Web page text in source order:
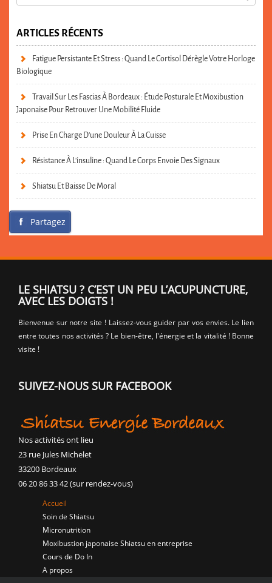
ARTICLES RÉCENTS
Fatigue Persistante Et Stress : Quand Le Cortisol Dérègle Votre Horloge
Biologique
Travail Sur Les Fascias À Bordeaux : Étude Posturale Et Moxibustion
Japonaise Pour Retrouver Une Mobilité Fluide
Prise En Charge D’une Douleur À La Cuisse
Résistance À L’insuline : Quand Le Corps Envoie Des Signaux
Shiatsu Et Baisse De Moral
Partagez
LE SHIATSU ? C’EST UN PEU L’ACUPUNCTURE,
AVEC LES DOIGTS !
Bienvenue sur notre site ! Laissez-vous guider par vos envies. Le lien
entre toutes nos activités ? Le bien-être, l'énergie et la vitalité ! Bonne
visite !
SUIVEZ-NOUS SUR FACEBOOK
Nos activités ont lieu
23 rue Jules Michelet
33200 Bordeaux
06 20 86 33 42 (sur rendez-vous)
Accueil
Soin de Shiatsu
Micronutrition
Moxibustion japonaise Shiatsu en entreprise
Cours de Do In
A propos